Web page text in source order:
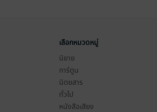
เลือกหมวดหมู่
นิยาย
การ์ตูน
นิตยสาร
ทั่วไป
หนังสือเสียง